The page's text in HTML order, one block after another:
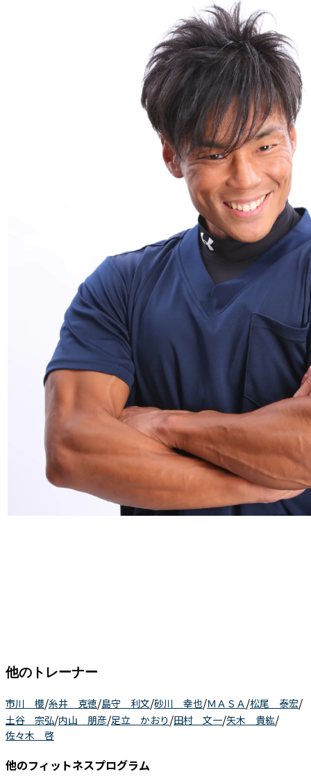
他のトレーナー
市川 櫻/糸井 克徳/島守 利文/砂川 幸也/ＭＡＳＡ /松尾 泰宏/
土谷 宗弘/内山 朋彦/足立 かおり /田村 文一/矢木 貴紘/
佐々木 啓
他のフィットネスプログラム